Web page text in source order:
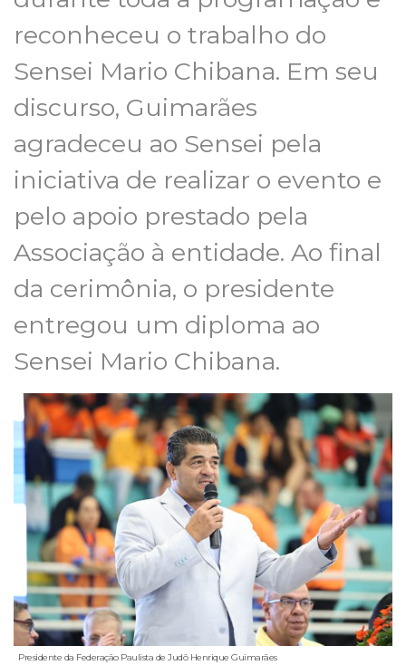
reconheceu o trabalho do
Sensei Mario Chibana. Em seu
discurso, Guimarães
agradeceu ao Sensei pela
iniciativa de realizar o evento e
pelo apoio prestado pela
Associação à entidade. Ao final
da cerimônia, o presidente
entregou um diploma ao
Sensei Mario Chibana.
Presidente da Federação Paulista de Judô Henrique Guimarães